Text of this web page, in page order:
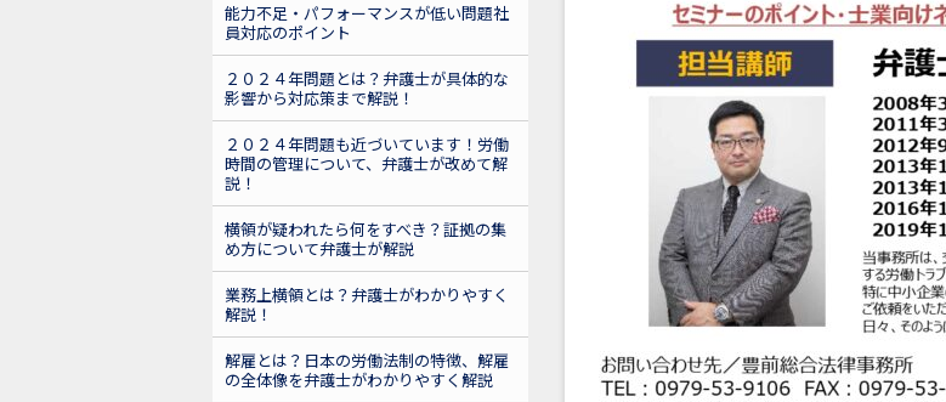
能力不足・パフォーマンスが低い問題社
員対応のポイント
２０２４年問題とは？弁護士が具体的な
影響から対応策まで解説！
２０２４年問題も近づいています！労働
時間の管理について、弁護士が改めて解
説！
横領が疑われたら何をすべき？証拠の集
め方について弁護士が解説
業務上横領とは？弁護士がわかりやすく
解説！
解雇とは？日本の労働法制の特徴、解雇
の全体像を弁護士がわかりやすく解説